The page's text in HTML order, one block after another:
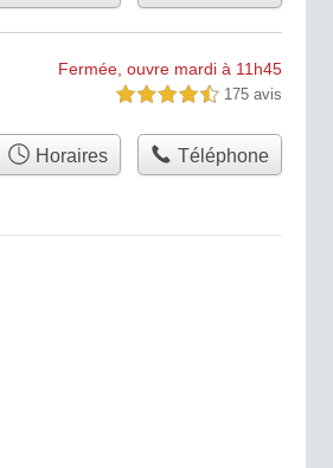
Fermée, ouvre mardi à 11h45
4,5 étoiles sur 5 175 avis
Horaires Téléphone